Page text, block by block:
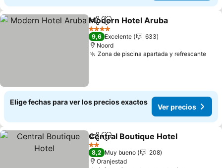
CompartirAgregar a favoritos
Modern Hotel Aruba
4 Estrellas
9,6 Excelente
633
Noord
Zona de piscina apartada y refrescante
Elige fechas para ver los precios exactos
Ver precios
CompartirAgregar a favoritos
Central Boutique Hotel
2 Estrellas
8,2 Muy bueno
208
Oranjestad